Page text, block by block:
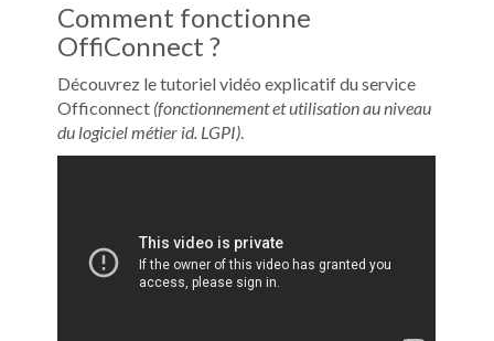
Comment fonctionne
OffiConnect ?
Découvrez le tutoriel vidéo explicatif du service
Officonnect (fonctionnement et utilisation au niveau
du logiciel métier id. LGPI).